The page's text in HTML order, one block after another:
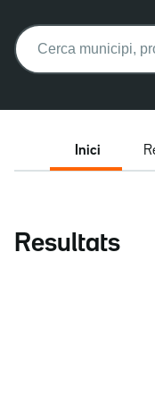
Buscar:
Inici
Resultats